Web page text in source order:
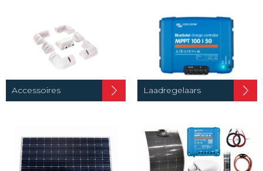
Accessoires Laadregelaars